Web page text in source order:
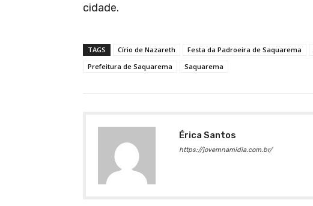
cidade.
TAGS Círio de Nazareth Festa da Padroeira de Saquarema
Prefeitura de Saquarema
Saquarema
Érica Santos
https://jovemnamidia.com.br/